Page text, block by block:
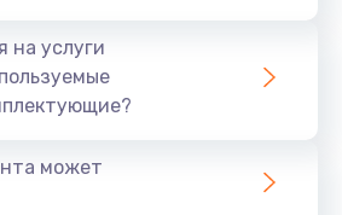
на услуги
может